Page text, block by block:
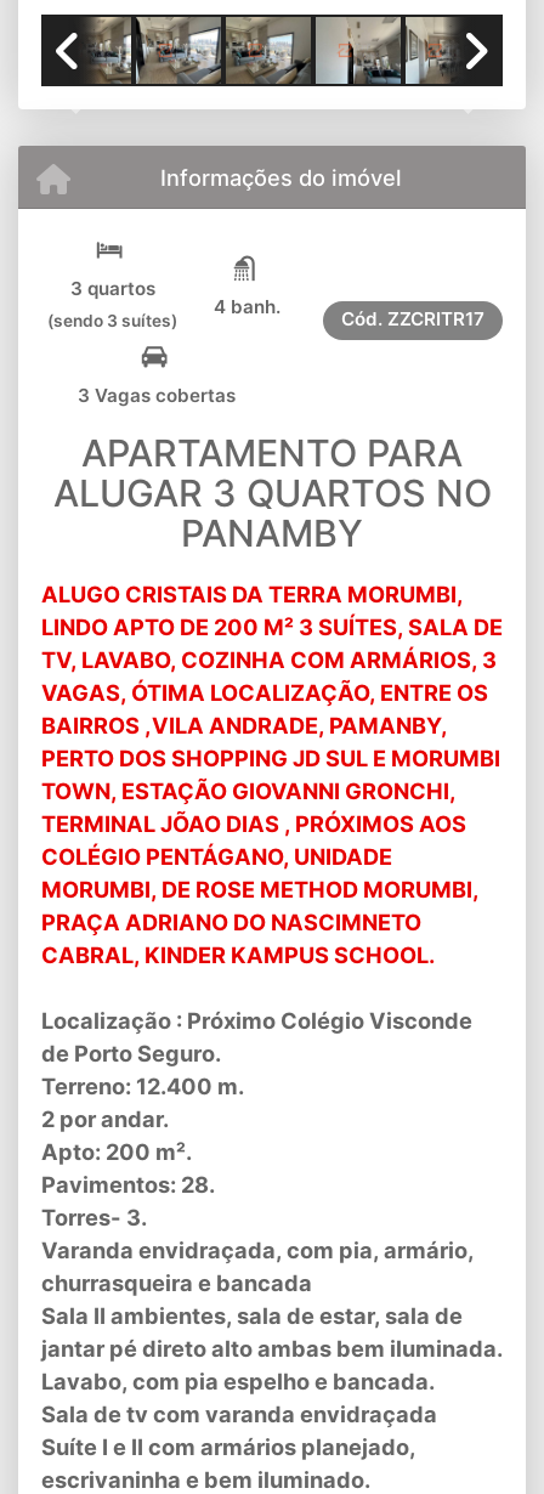
Informações do imóvel
3 quartos
(sendo 3 suítes)
4 banh.
3 Vagas cobertas
Cód. ZZCRITR17
APARTAMENTO PARA
ALUGAR 3 QUARTOS NO
PANAMBY
ALUGO CRISTAIS DA TERRA MORUMBI,
LINDO APTO DE 200 M² 3 SUÍTES, SALA DE
TV, LAVABO, COZINHA COM ARMÁRIOS, 3
VAGAS, ÓTIMA LOCALIZAÇÃO, ENTRE OS
BAIRROS ,VILA ANDRADE, PAMANBY,
PERTO DOS SHOPPING JD SUL E MORUMBI
TOWN, ESTAÇÃO GIOVANNI GRONCHI,
TERMINAL JÕAO DIAS , PRÓXIMOS AOS
COLÉGIO PENTÁGANO, UNIDADE
MORUMBI, DE ROSE METHOD MORUMBI,
PRAÇA ADRIANO DO NASCIMNETO
CABRAL, KINDER KAMPUS SCHOOL.
Localização : Próximo Colégio Visconde
de Porto Seguro.
Terreno: 12.400 m.
2 por andar.
Apto: 200 m².
Pavimentos: 28.
Torres- 3.
Varanda envidraçada, com pia, armário,
churrasqueira e bancada
Sala II ambientes, sala de estar, sala de
jantar pé direto alto ambas bem iluminada.
Lavabo, com pia espelho e bancada.
Sala de tv com varanda envidraçada
Suíte I e II com armários planejado,
escrivaninha e bem iluminado.